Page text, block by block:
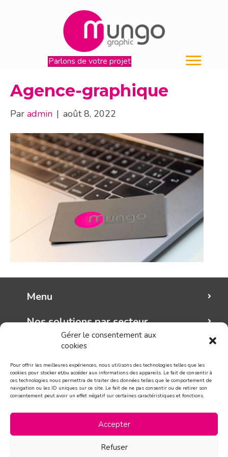
Gérer le consentement aux
cookies
Pour offrir les meilleures expériences, nous utilisons des technologies telles que les
cookies pour stocker et/ou accéder aux informations des appareils. Le fait de consentir à
ces technologies nous permettra de traiter des données telles que le comportement de
navigation ou les ID uniques sur ce site. Le fait de ne pas consentir ou de retirer son
consentement peut avoir un effet négatif sur certaines caractéristiques et fonctions.
Accepter
Refuser
Parlons de votre projet
Agence-graphique
Par admin | août 8, 2022
Menu
Nos solutions par secteur
Mungo graphic
Suivez-nous!
CONTACT